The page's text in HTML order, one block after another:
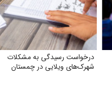
درخواست رسیدگی به مشکلات
شهرک‌های ویلایی در چمستان